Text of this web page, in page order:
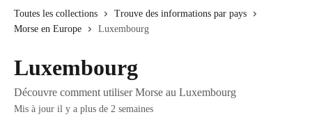
Toutes les collections
Trouve des informations par pays
Morse en Europe
Luxembourg
Luxembourg
Découvre comment utiliser Morse au Luxembourg
Mis à jour il y a plus de 2 semaines